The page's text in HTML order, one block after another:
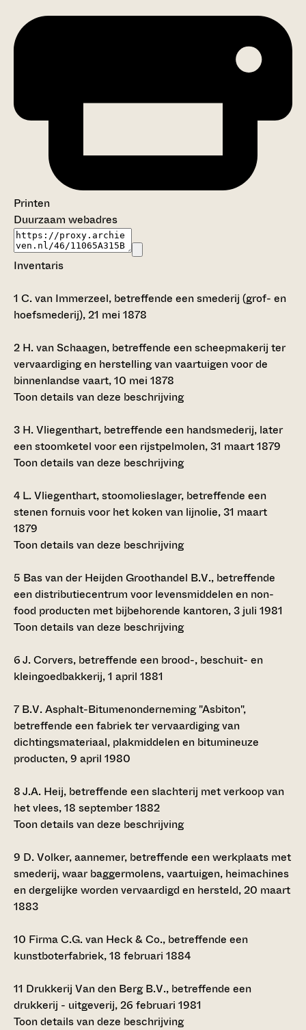
Printen
Duurzaam webadres
Inventaris
1 C. van Immerzeel, betreffende een smederij (grof- en
hoefsmederij), 21 mei 1878
2 H. van Schaagen, betreffende een scheepmakerij ter
vervaardiging en herstelling van vaartuigen voor de
binnenlandse vaart, 10 mei 1878
Toon details van deze beschrijving
3 H. Vliegenthart, betreffende een handsmederij, later
een stoomketel voor een rijstpelmolen, 31 maart 1879
Toon details van deze beschrijving
4 L. Vliegenthart, stoomolieslager, betreffende een
stenen fornuis voor het koken van lijnolie, 31 maart
1879
Toon details van deze beschrijving
5 Bas van der Heijden Groothandel B.V., betreffende
een distributiecentrum voor levensmiddelen en non-
food producten met bijbehorende kantoren, 3 juli 1981
Toon details van deze beschrijving
6J. Corvers, betreffende een brood-, beschuit- en
kleingoedbakkerij, 1 april 1881
7 B.V. Asphalt-Bitumenonderneming "Asbiton",
betreffende een fabriek ter vervaardiging van
dichtingsmateriaal, plakmiddelen en bitumineuze
producten, 9 april 1980
8J.A. Heij, betreffende een slachterij met verkoop van
het vlees, 18 september 1882
Toon details van deze beschrijving
9 D. Volker, aannemer, betreffende een werkplaats met
smederij, waar baggermolens, vaartuigen, heimachines
en dergelijke worden vervaardigd en hersteld, 20 maart
1883
10 Firma C.G. van Heck & Co., betreffende een
kunstboterfabriek, 18 februari 1884
11 Drukkerij Van den Berg B.V., betreffende een
drukkerij - uitgeverij, 26 februari 1981
Toon details van deze beschrijving